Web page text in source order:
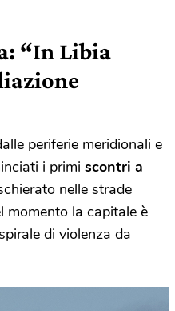
“In Libia
periferie meridionali e
i primi scontri a
nelle strade
momento la capitale è
di violenza da